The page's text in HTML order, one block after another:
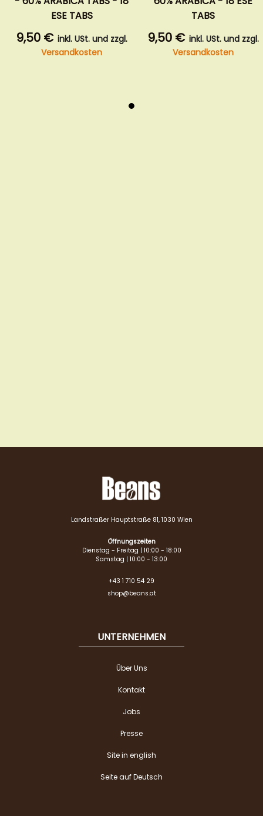
ESE TABS
9,50 € inkl. USt. und zzgl.
Versandkosten
TABS
9,50 € inkl. USt. und zzgl.
Versandkosten
Landstraßer Hauptstraße 81, 1030 Wien
Öffnungszeiten
Dienstag - Freitag | 10:00 - 18:00
Samstag | 10:00 - 13:00
+43 1 710 54 29
shop@beans.at
UNTERNEHMEN
Über Uns
Kontakt
Jobs
Presse
Site in english
Seite auf Deutsch